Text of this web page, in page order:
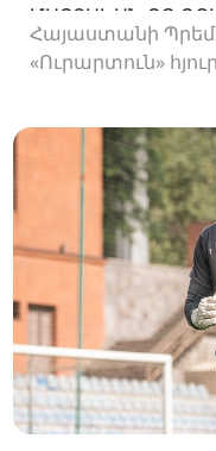
ՄԱՐՏԱԿԱՆ ՈՉ-
Հայաստանի
«Ուրարտուն»